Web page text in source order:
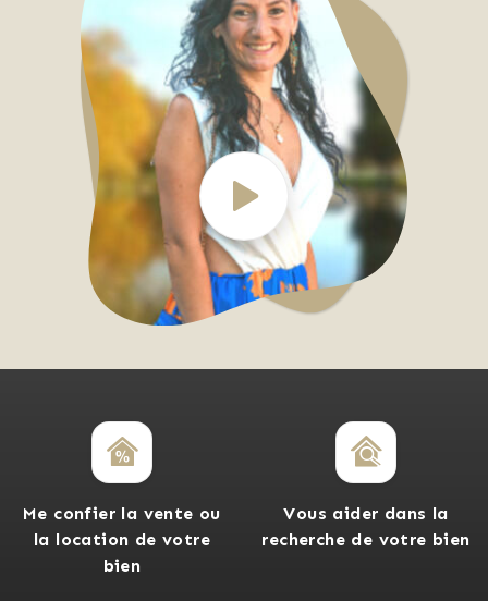
Me confier la vente ou
la location de votre
bien
Vous aider dans la
recherche de votre bien